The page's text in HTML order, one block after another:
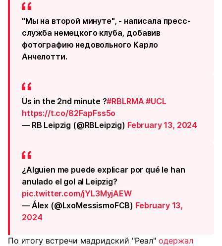
"Мы на второй минуте", - написала пресс-
служба немецкого клуба, добавив
фотографию недовольного Карло
Анчелотти.
Us in the 2nd minute ?#RBLRMA #UCL
https://t.co/82FapFss5o
— RB Leipzig (@RBLeipzig) February 13, 2024
¿Alguien me puede explicar por qué le han
anulado el gol al Leipzig?
pic.twitter.com/jYL3MyjAEW
— Álex (@LxoMessismoFCB) February 13,
2024
По итогу встречи мадридский "Реал" одержал